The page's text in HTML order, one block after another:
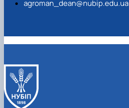
agroman_dean@nubip.edu.ua